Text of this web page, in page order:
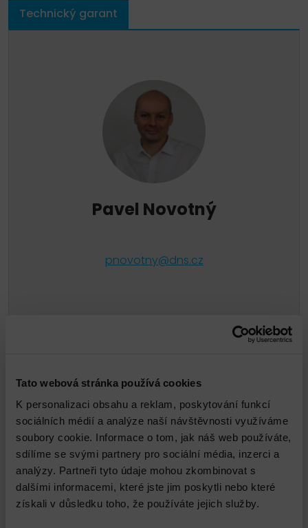
Tato webová stránka používá cookies
K personalizaci obsahu a reklam, poskytování funkcí
sociálních médií a analýze naší návštěvnosti využíváme
soubory cookie. Informace o tom, jak náš web používáte,
sdílíme se svými partnery pro sociální média, inzerci a
analýzy. Partneři tyto údaje mohou zkombinovat s
dalšími informacemi, které jste jim poskytli nebo které
získali v důsledku toho, že používáte jejich služby.
Technický garant
Pavel Novotný
pnovotny@dns.cz